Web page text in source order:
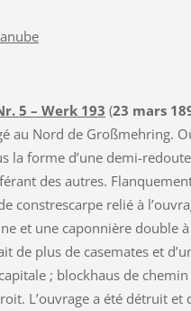
5 – Werk 193 (23 mars
au Nord de Großmehring.
la forme d’une demi-
des autres.
constrescarpe relié à
et une caponnière double
de plus de casemates et
; blockhaus de
L’ouvrage a été détruit et